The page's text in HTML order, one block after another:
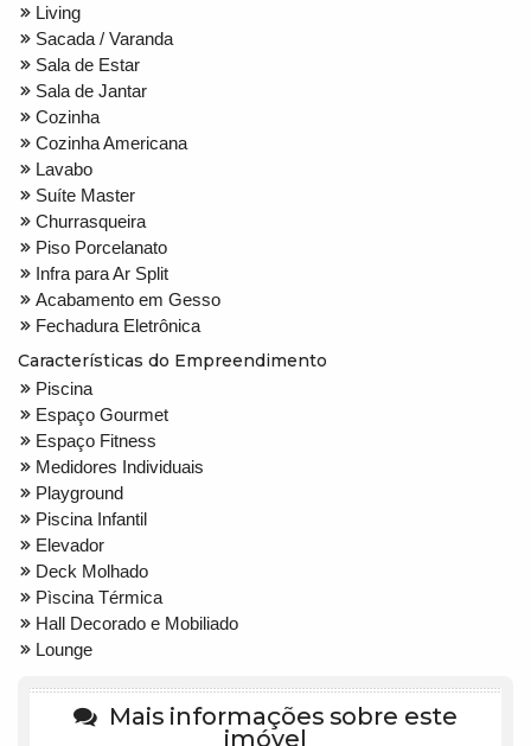
Living
Sacada / Varanda
Sala de Estar
Sala de Jantar
Cozinha
Cozinha Americana
Lavabo
Suíte Master
Churrasqueira
Piso Porcelanato
Infra para Ar Split
Acabamento em Gesso
Fechadura Eletrônica
Características do Empreendimento
Piscina
Espaço Gourmet
Espaço Fitness
Medidores Individuais
Playground
Piscina Infantil
Elevador
Deck Molhado
Pìscina Térmica
Hall Decorado e Mobiliado
Lounge
Mais informações sobre este
imóvel